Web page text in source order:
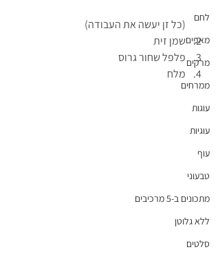
לחם
מאפים
מרקים
ממרחים
עוגות
עוגיות
עוף
טבעוני
מתכונים ב-5 מרכיבים
ללא גלוטן
סלטים
(כל זן יעשה את העבודה)
שמן זית
פלפל שחור גרוס
מלח